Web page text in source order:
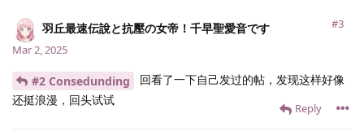
羽丘最速伝說と抗壓の女帝！千早聖愛音です
#3
Mar 2, 2025
#2 Consedunding
回看了一下自己发过的帖，发现这样好像
还挺浪漫，回头试试
Reply